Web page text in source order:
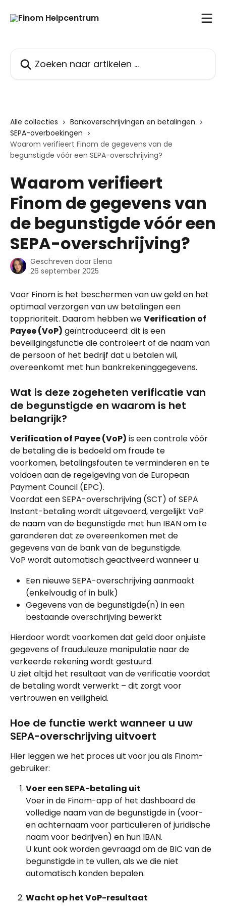
Alle collecties
Bankoverschrijvingen en betalingen
SEPA-overboekingen
Waarom verifieert Finom de gegevens van de
begunstigde vóór een SEPA-overschrijving?
Waarom verifieert
Finom de gegevens van
de begunstigde vóór een
SEPA-overschrijving?
Geschreven door Elena
26 september 2025
Voor Finom is het beschermen van uw geld en het
optimaal verzorgen van uw betalingen een
topprioriteit. Daarom hebben we Verification of
Payee (VoP) geïntroduceerd: dit is een
beveiligingsfunctie die controleert of de naam van
de persoon of het bedrijf dat u betalen wil,
overeenkomt met hun bankrekeninggegevens.
Wat is deze zogeheten verificatie van
de begunstigde en waarom is het
belangrijk?
Verification of Payee (VoP) is een controle vóór
de betaling die is bedoeld om fraude te
voorkomen, betalingsfouten te verminderen en te
voldoen aan de regelgeving van de European
Payment Council (EPC).
Voordat een SEPA-overschrijving (SCT) of SEPA
Instant-betaling wordt uitgevoerd, vergelijkt VoP
de naam van de begunstigde met hun IBAN om te
garanderen dat ze overeenkomen met de
gegevens van de bank van de begunstigde.
VoP wordt automatisch geactiveerd wanneer u:
Een nieuwe SEPA-overschrijving aanmaakt
(enkelvoudig of in bulk)
Gegevens van de begunstigde(n) in een
bestaande overschrijving bewerkt
Hierdoor wordt voorkomen dat geld door onjuiste
gegevens of frauduleuze manipulatie naar de
verkeerde rekening wordt gestuurd.
U ziet altijd het resultaat van de verificatie voordat
de betaling wordt verwerkt – dit zorgt voor
vertrouwen en veiligheid.
Hoe de functie werkt wanneer u uw
SEPA-overschrijving uitvoert
Hier leggen we het proces uit voor jou als Finom-
gebruiker:
Voer een SEPA-betaling uit
Voer in de Finom-app of het dashboard de
volledige naam van de begunstigde in (voor-
en achternaam voor particulieren of juridische
naam voor bedrijven) en hun IBAN.
U kunt ook worden gevraagd om de BIC van de
begunstigde in te vullen, als we die niet
automatisch konden bepalen.
Wacht op het VoP-resultaat